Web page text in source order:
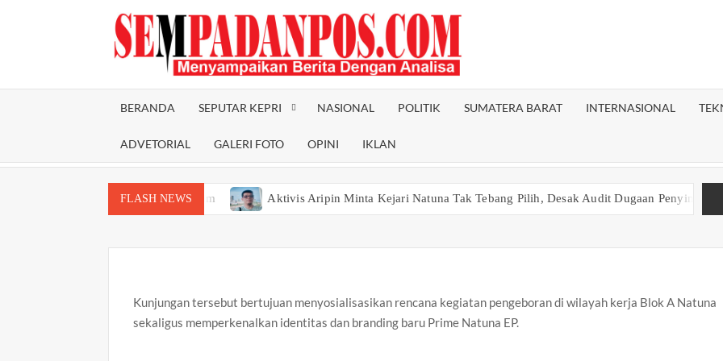
BERANDA SEPUTAR KEPRI NASIONAL POLITIK SUMATERA BARAT INTERNASIONAL
ADVETORIAL GALERI FOTO OPINI IKLAN
FLASH NEWS
PWI dan KJK di Batam Aktivis Aripin Minta Kejari Natuna Tak Tebang Pilih, Desak Audit Dugaan Penyimpangan
Kunjungan tersebut bertujuan menyosialisasikan rencana kegiatan pengeboran di wilayah kerja Blok A Natuna
sekaligus memperkenalkan identitas dan branding baru Prime Natuna EP.